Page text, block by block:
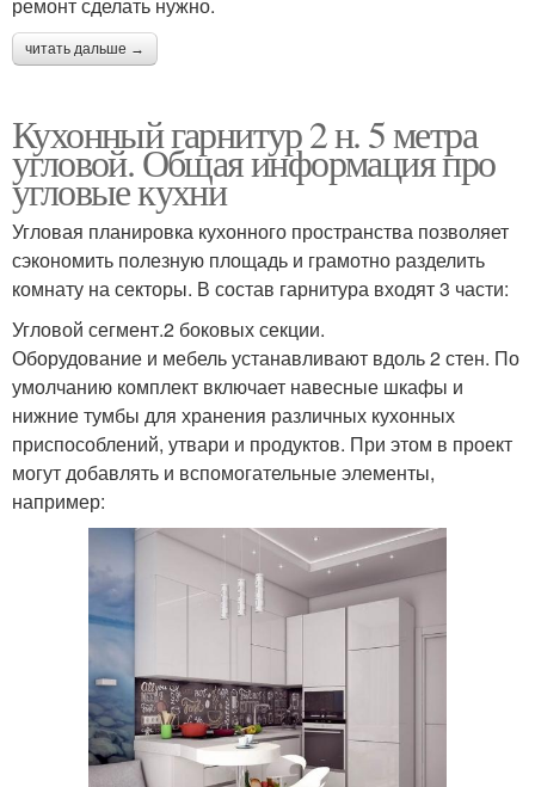
читать дальше →
Кухонный гарнитур 2 н. 5 метра
угловой. Общая информация про
угловые кухни
Угловая планировка кухонного пространства позволяет
сэкономить полезную площадь и грамотно разделить
комнату на секторы. В состав гарнитура входят 3 части:
Угловой сегмент.2 боковых секции.
Оборудование и мебель устанавливают вдоль 2 стен. По
умолчанию комплект включает навесные шкафы и
нижние тумбы для хранения различных кухонных
приспособлений, утвари и продуктов. При этом в проект
могут добавлять и вспомогательные элементы,
например: